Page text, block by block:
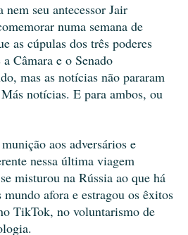
seu antecessor Jair
numa semana de
as cúpulas dos três poderes
Câmara e o Senado
mas as notícias não pararam
notícias. E para ambos, ou
aos adversários e
nessa última viagem
misturou na Rússia ao que há
afora e estragou os êxitos
TikTok, no voluntarismo de